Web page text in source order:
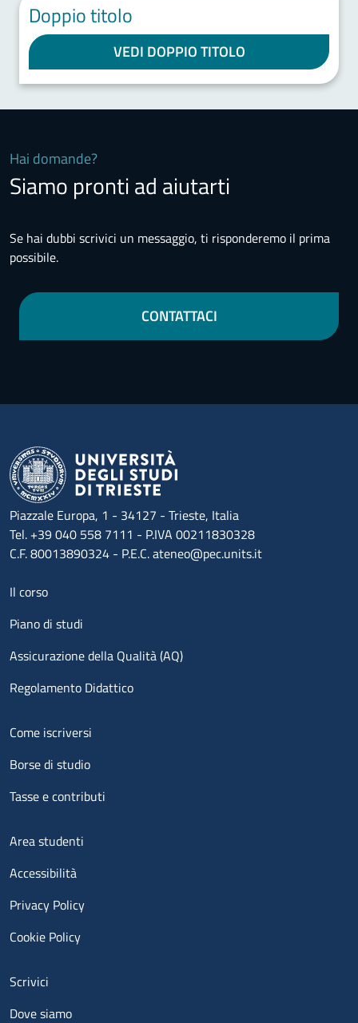
Doppio titolo
VEDI DOPPIO TITOLO
Hai domande?
Siamo pronti ad aiutarti
Se hai dubbi scrivici un messaggio, ti risponderemo il prima
possibile.
CONTATTACI
Piazzale Europa, 1 - 34127 - Trieste, Italia
Tel. +39 040 558 7111 - P.IVA 00211830328
C.F. 80013890324 - P.E.C. ateneo@pec.units.it
Menu footer 1
Il corso
Piano di studi
Assicurazione della Qualità (AQ)
Regolamento Didattico
Menu footer 2
Come iscriversi
Borse di studio
Tasse e contributi
Menu footer 3
Area studenti
Accessibilità
Privacy Policy
Cookie Policy
Menu contatti
Scrivici
Dove siamo